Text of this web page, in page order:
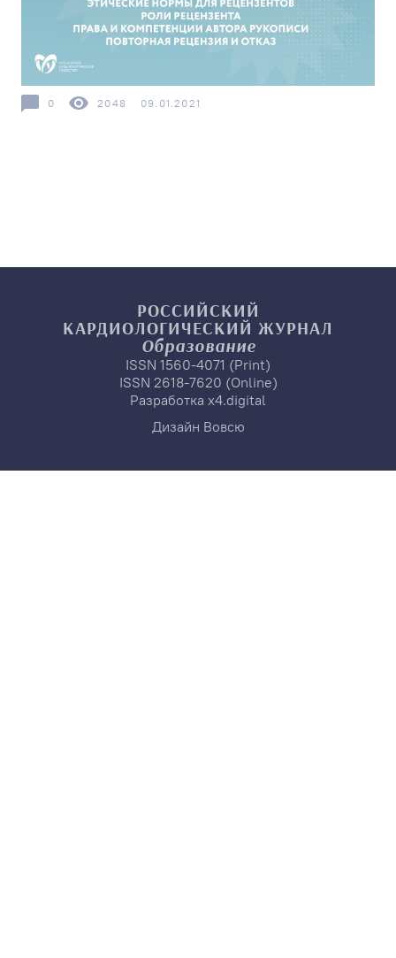
0 2048 09.01.2021
РОССИЙСКИЙ
КАРДИОЛОГИЧЕСКИЙ ЖУРНАЛ
Образование
ISSN 1560-4071 (Print)
ISSN 2618-7620 (Online)
Разработка x4.digital
Дизайн Вовсю